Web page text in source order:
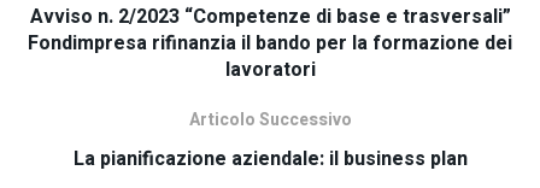
Avviso n. 2/2023 “Competenze di base e trasversali”
Fondimpresa rifinanzia il bando per la formazione dei
lavoratori
Articolo Successivo
La pianificazione aziendale: il business plan